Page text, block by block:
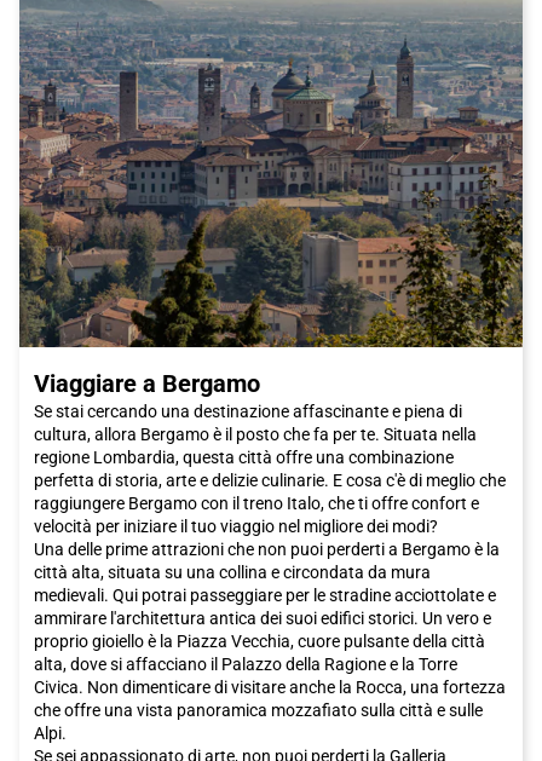
sabbia calda. Se sei un appassionato di storia e arte, non puoi
perderti la visita al Museo di Capodimonte, che ospita una
vasta collezione di dipinti, sculture e oggetti d'arte.
Per raggiungere Napoli in modo rapido e confortevole, ti
consigliamo di scegliere il treno Italo. Con Italo, potrai goderti
un viaggio piacevole e rilassante, con collegamenti frequenti da
molte città italiane. Il treno ti porterà direttamente nel cuore di
Napoli, permettendoti di iniziare la tua avventura senza stress.
Quindi, cosa stai aspettando? Pianifica il tuo viaggio a Napoli e
scopri la bellezza e i sapori autentici di questa affascinante
città. Acquista subito il tuo biglietto Italo per Napoli e preparati
a vivere un'esperienza indimenticabile!
Viaggiare a Bergamo
Se stai cercando una destinazione affascinante e piena di
cultura, allora Bergamo è il posto che fa per te. Situata nella
regione Lombardia, questa città offre una combinazione
perfetta di storia, arte e delizie culinarie. E cosa c'è di meglio che
raggiungere Bergamo con il treno Italo, che ti offre confort e
velocità per iniziare il tuo viaggio nel migliore dei modi?
Una delle prime attrazioni che non puoi perderti a Bergamo è la
città alta, situata su una collina e circondata da mura
medievali. Qui potrai passeggiare per le stradine acciottolate e
ammirare l'architettura antica dei suoi edifici storici. Un vero e
proprio gioiello è la Piazza Vecchia, cuore pulsante della città
alta, dove si affacciano il Palazzo della Ragione e la Torre
Civica. Non dimenticare di visitare anche la Rocca, una fortezza
che offre una vista panoramica mozzafiato sulla città e sulle
Alpi.
Se sei appassionato di arte, non puoi perderti la Galleria